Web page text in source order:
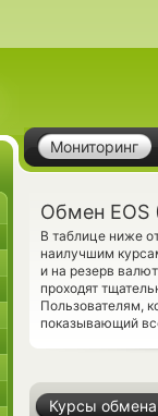
Мониторинг
Обмен EOS
В таблице ниже
наилучшим
и на резерв
проходят
Пользователям,
показывающий
Курсы обмена